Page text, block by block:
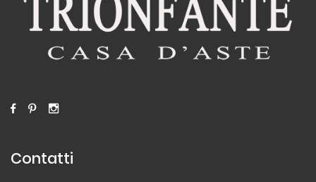
Contatti